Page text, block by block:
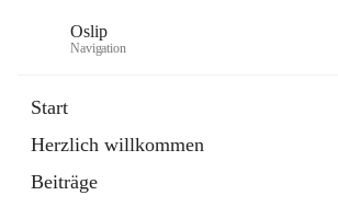
Oslip
Navigation
Start
Herzlich willkommen
Beiträge
Externe Webseite
in